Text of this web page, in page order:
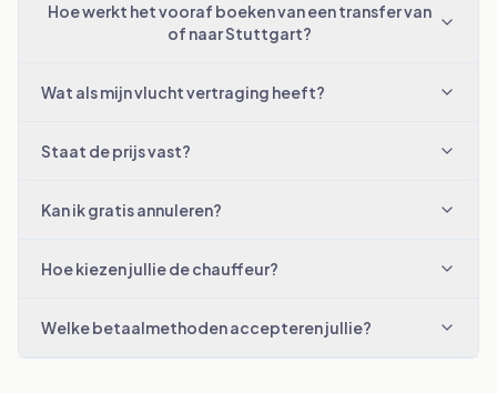
Hoe werkt het vooraf boeken van een transfer van
of naar Stuttgart?
Wat als mijn vlucht vertraging heeft?
Staat de prijs vast?
Kan ik gratis annuleren?
Hoe kiezen jullie de chauffeur?
Welke betaalmethoden accepteren jullie?